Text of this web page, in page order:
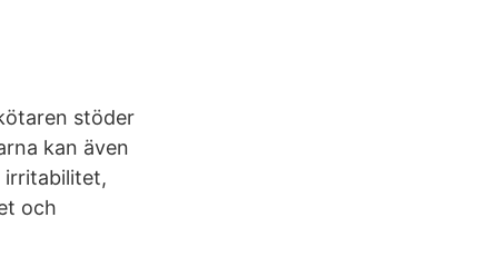
stöder
kan även
irritabilitet,
och